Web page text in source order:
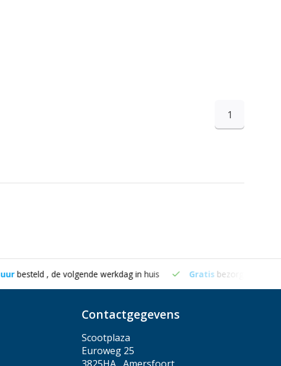
1
besteld , de volgende werkdag in huis Gratisbezorging vanaf €50
Contactgegevens
Scootplaza
Euroweg 25